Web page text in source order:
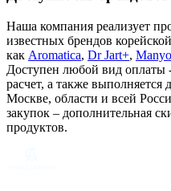
Наша компания реализует
известных брендов
как Aromatica, Dr Jart+,
Доступен любой вид
расчет, а также
Москве, области и всей
закупок – дополнительная
продуктов.